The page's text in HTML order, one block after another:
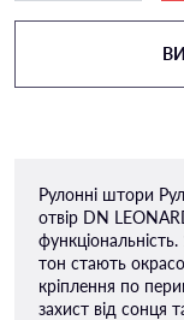
Рулонні штори
отвір DN
тон стають
кріплення по
захист від сонця